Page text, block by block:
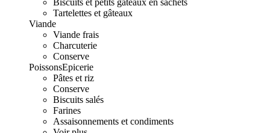
Biscuits et petits gâteaux en sachets
Tartelettes et gâteaux
Viande
Viande frais
Charcuterie
Conserve
PoissonsEpicerie
Pâtes et riz
Conserve
Biscuits salés
Farines
Assaisonnements et condiments